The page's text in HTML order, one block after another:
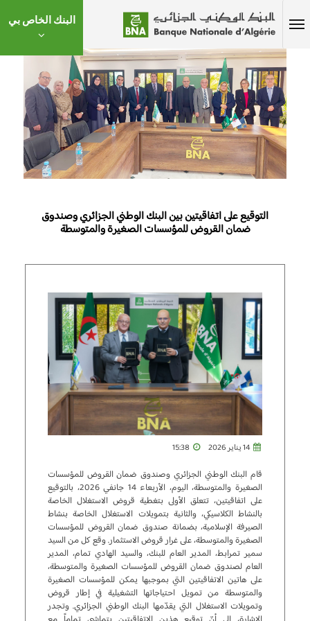
البنك الخاص بي
التوقيع على اتفاقيتين بين البنك الوطني الجزائري وصندوق
ضمان القروض للمؤسسات الصغيرة والمتوسطة
قام البنك الوطني الجزائري وصندوق ضمان القروض للمؤسسات
الصغيرة والمتوسطة، اليوم، الأربعاء 14 جانفي 2026، بالتوقيع
على اتفاقيتين، تتعلق الأولى بتغطية قروض الاستغلال الخاصة
بالنشاط الكلاسيكي، والثانية بتمويلات الاستغلال الخاصة بنشاط
الصيرفة الإسلامية، بضمانة صندوق ضمان القروض للمؤسسات
الصغيرة والمتوسطة، على غرار قروض الاستثمار. وقع كل من السيد
سمير تمرابط، المدير العام للبنك، والسيد الهادي تمام، المدير
العام لصندوق ضمان القروض للمؤسسات الصغيرة والمتوسطة،
على هاتين الاتفاقيتين التي بموجبها يمكن للمؤسسات الصغيرة
والمتوسطة من تمويل احتياجاتها التشغيلية في إطار قروض
وتمويلات الاستغلال التي يقدّمها البنك الوطني الجزائري. وتجدر